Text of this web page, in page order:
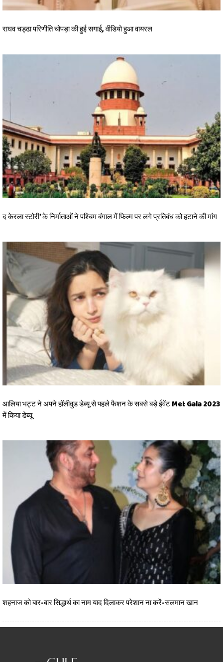
राघव चड्ढा परिणीति चोपड़ा की हुई सगाई, वीडियो हुआ वायरल
द केरला स्टोरी’ के निर्माताओं ने पश्चिम बंगाल में फिल्म पर लगे प्रतिबंध को हटाने की मांग
आलिया भट्ट ने अपने हॉलीवुड डेब्यू से पहले फैशन के सबसे बड़े ईवेंट Met Gala 2023
में किया डेब्यू
शहनाज को बार-बार सिद्धार्थ का नाम याद दिलाकर परेशान ना करें-सलमान खान